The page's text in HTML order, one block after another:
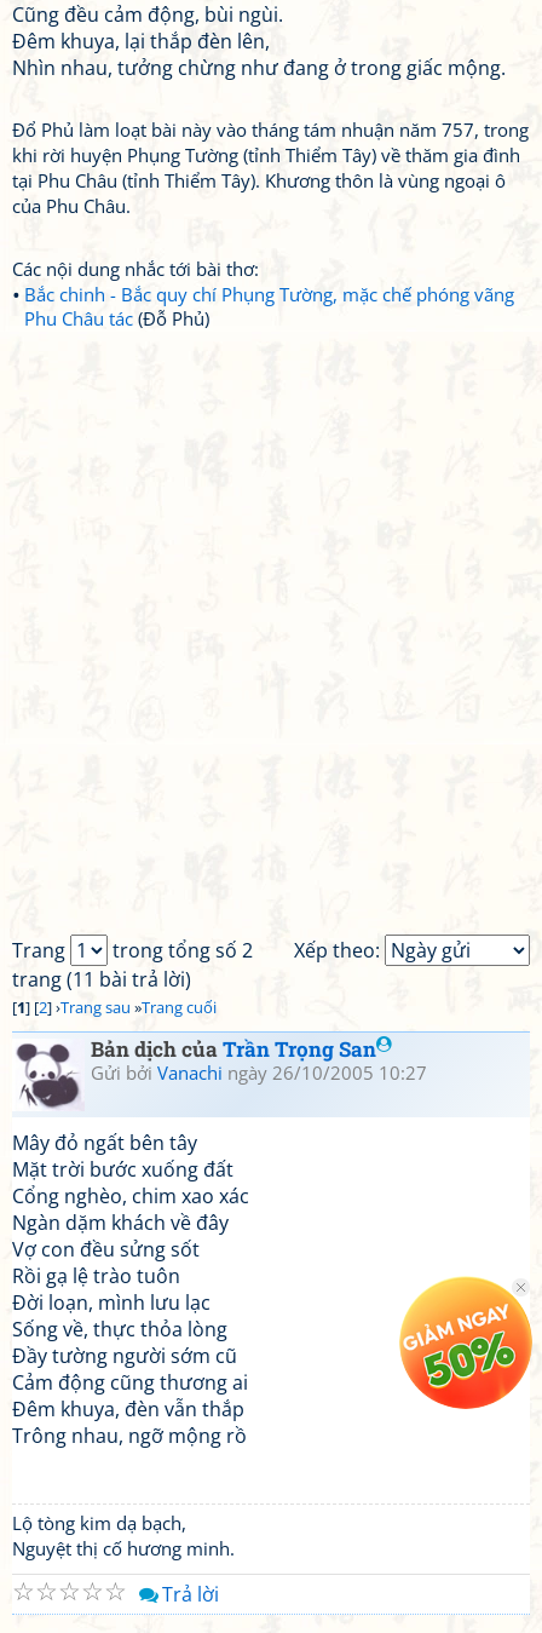
Cũng đều cảm động, bùi ngùi.
Đêm khuya, lại thắp đèn lên,
Nhìn nhau, tưởng chừng như đang ở trong giấc mộng.
Đổ Phủ làm loạt bài này vào tháng tám nhuận năm 757, trong
khi rời huyện Phụng Tường (tỉnh Thiểm Tây) về thăm gia đình
tại Phu Châu (tỉnh Thiểm Tây). Khương thôn là vùng ngoại ô
của Phu Châu.
Các nội dung nhắc tới bài thơ:
Bắc chinh - Bắc quy chí Phụng Tường, mặc chế phóng vãng
Phu Châu tác (Đỗ Phủ)
Xếp theo:
Trang
trong tổng số 2
trang (11 bài trả lời)
[1] [2] ›Trang sau »Trang cuối
Bản dịch củaTrần Trọng San
Gửi bởi Vanachi ngày 26/10/2005 10:27
Mây đỏ ngất bên tây
Mặt trời bước xuống đất
Cổng nghèo, chim xao xác
Ngàn dặm khách về đây
Vợ con đều sửng sốt
Rồi gạ lệ trào tuôn
Đời loạn, mình lưu lạc
Sống về, thực thỏa lòng
Đầy tường người sớm cũ
Cảm động cũng thương ai
Đêm khuya, đèn vẫn thắp
Trông nhau, ngỡ mộng rồ
Lộ tòng kim dạ bạch,
Nguyệt thị cố hương minh.
☆
☆
☆
☆
☆ Trả lời